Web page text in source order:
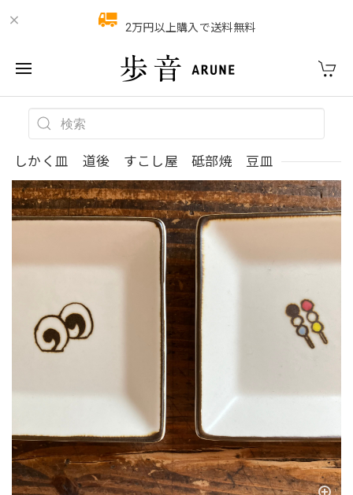
2万円以上購入で送料無料
しかく皿 道後 すこし屋 砥部焼 豆皿